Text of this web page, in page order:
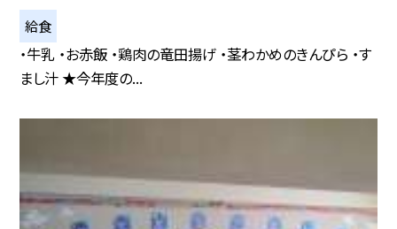
給食
・牛乳 ・お赤飯 ・鶏肉の竜田揚げ ・茎わかめのきんぴら ・す
まし汁 ★今年度の...